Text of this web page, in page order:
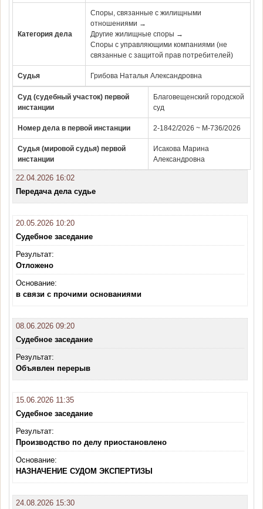
Категория дела
Споры, связанные с жилищными
отношениями →
Другие жилищные споры →
Споры с управляющими компаниями (не
связанные с защитой прав потребителей)
Судья Грибова Наталья Александровна
Суд (судебный участок) первой
инстанции
Благовещенский городской
суд
Номер дела в первой инстанции 2-1842/2026 ~ М-736/2026
Судья (мировой судья) первой
инстанции
Исакова Марина
Александровна
22.04.2026 16:02
Передача дела судье
20.05.2026 10:20
Судебное заседание
Результат:
Отложено
Основание:
в связи с прочими основаниями
08.06.2026 09:20
Судебное заседание
Результат:
Объявлен перерыв
15.06.2026 11:35
Судебное заседание
Результат:
Производство по делу приостановлено
Основание:
НАЗНАЧЕНИЕ СУДОМ ЭКСПЕРТИЗЫ
24.08.2026 15:30